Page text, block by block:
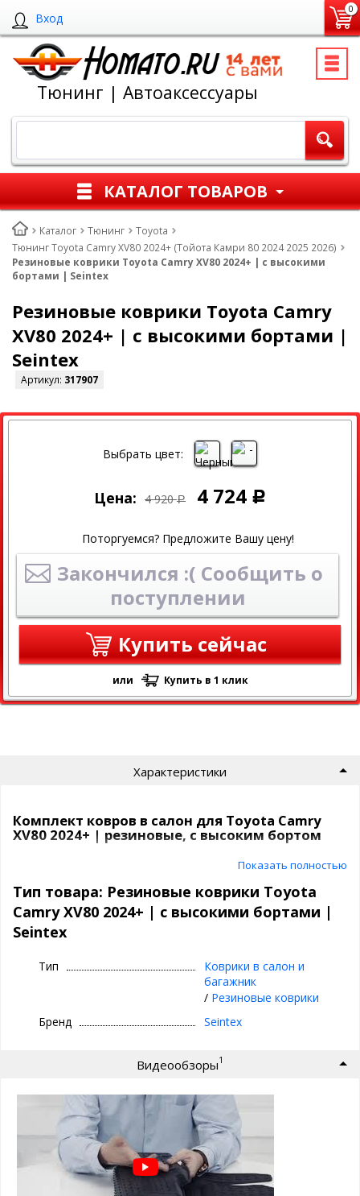
Вход
0
Тюнинг | Автоаксессуары
КАТАЛОГ ТОВАРОВ
Каталог Тюнинг
Toyota
Тюнинг Toyota Camry XV80 2024+ (Тойота Камри 80 2024 2025 2026)
Резиновые коврики Toyota Camry XV80 2024+ | с высокими
бортами | Seintex
Резиновые коврики Toyota Camry
XV80 2024+ | с высокими бортами |
Seintex
Артикул: 317907
СКИДКА
Выбрать цвет:
Цена: 4 920 Р 4 724 Р
Поторгуемся? Предложите Вашу цену!
Закончился :( Сообщить о
поступлении
Купить сейчас
или Купить в 1 клик
Характеристики
Комплект ковров в салон для Toyota Camry
XV80 2024+ | резиновые, с высоким бортом
Резиновые коврики в машину | Seintex
⊕ высокие бортики 3,5 см
⊕ надежно фиксируются, так как сделаны под
оригинальный крепеж, идельно повторяют
геометрию пола авто
⊕ используются каждый день круглый год -
⊕ не скользят, имею шипы против
⊕ износостойки, легко чистятся и моются,
Коврики с бортами на Toyota
Camry 80 2024+
увеличина толщина в месте водительских
Показать полностью
Тип товара: Резиновые коврики Toyota
Camry XV80 2024+ | с высокими бортами |
Seintex
Тип
Коврики в салон и
багажник
/ Резиновые коврики
Бренд
Seintex
Видеообзоры1